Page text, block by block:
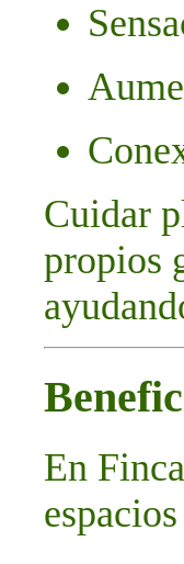
Cuidar
propios
En